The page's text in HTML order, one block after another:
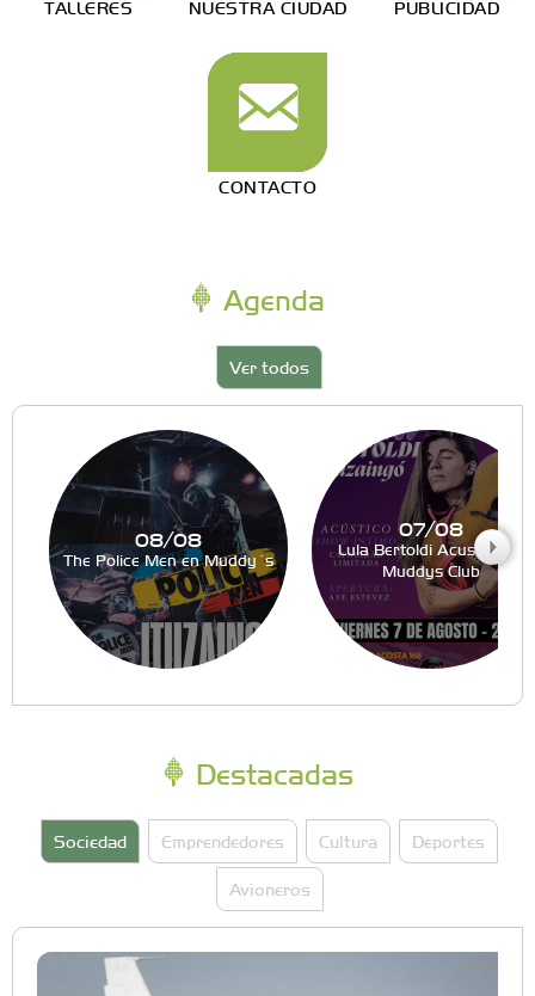
TALLERES NUESTRA CIUDAD PUBLICIDAD
CONTACTO
Agenda
Ver todos
08/08
The Police Men en Muddy´s
07/08
Lula Bertoldi Acustico en
Muddys Club
Destacadas
Sociedad Emprendedores Cultura Deportes
Avioneros